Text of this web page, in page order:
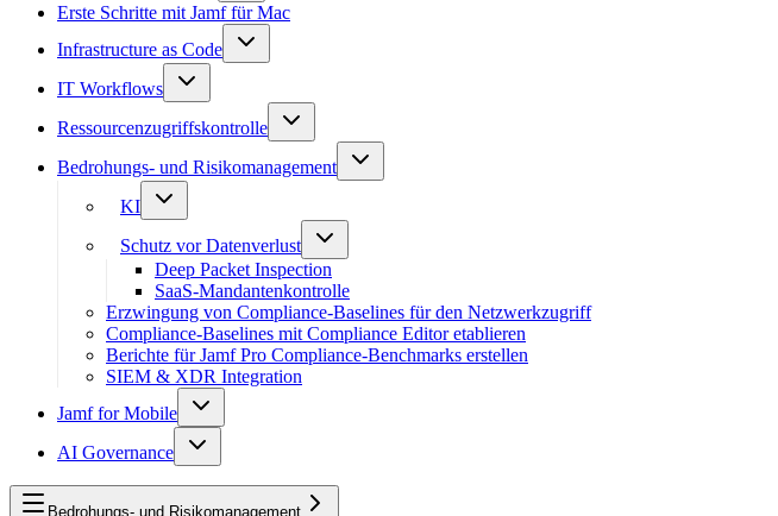
Erste Schritte mit Jamf für Mac
Infrastructure as Code
IT Workflows
Ressourcenzugriffskontrolle
Bedrohungs- und Risikomanagement
KI
Schutz vor Datenverlust
Deep Packet Inspection
SaaS-Mandantenkontrolle
Erzwingung von Compliance-Baselines für den Netzwerkzugriff
Compliance-Baselines mit Compliance Editor etablieren
Berichte für Jamf Pro Compliance-Benchmarks erstellen
SIEM & XDR Integration
Jamf for Mobile
AI Governance
Bedrohungs- und Risikomanagement